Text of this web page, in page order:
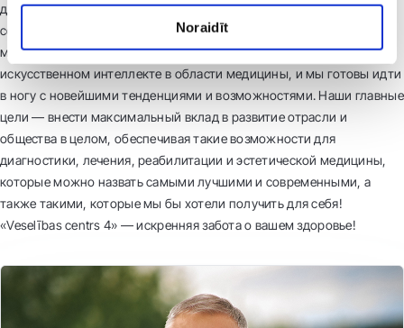
Noraidīt
движущие силы, которые способствуют нашему росту и
совершенствованию, не останавливаясь в развитии. В мире
медицина развивается очень быстро, и сегодня мы говорим о
искусственном интеллекте в области медицины, и мы готовы идти
в ногу с новейшими тенденциями и возможностями. Наши главные
цели — внести максимальный вклад в развитие отрасли и
общества в целом, обеспечивая такие возможности для
диагностики, лечения, реабилитации и эстетической медицины,
которые можно назвать самыми лучшими и современными, а
также такими, которые мы бы хотели получить для себя!
«Veselības centrs 4» — искренняя забота о вашем здоровье!